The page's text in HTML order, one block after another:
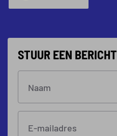
STUUR EEN BERICHT
Naam
E-mailadres